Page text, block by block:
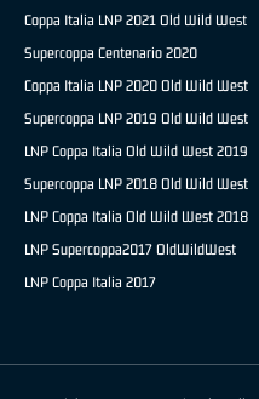
Coppa Italia LNP 2021 Old Wild West
Supercoppa Centenario 2020
Coppa Italia LNP 2020 Old Wild West
Supercoppa LNP 2019 Old Wild West
LNP Coppa Italia Old Wild West 2019
Supercoppa LNP 2018 Old Wild West
LNP Coppa Italia Old Wild West 2018
LNP Supercoppa2017 OldWildWest
LNP Coppa Italia 2017